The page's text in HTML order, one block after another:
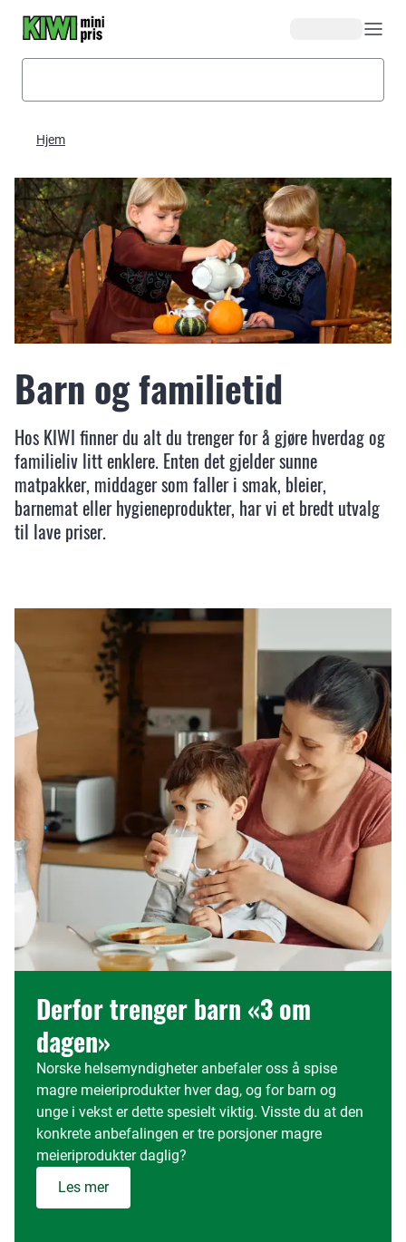
Hjem
Barn og familietid
Hos KIWI finner du alt du trenger for å gjøre hverdag og
familieliv litt enklere. Enten det gjelder sunne
matpakker, middager som faller i smak, bleier,
barnemat eller hygieneprodukter, har vi et bredt utvalg
til lave priser.
Derfor trenger barn «3 om
dagen»
Norske helsemyndigheter anbefaler oss å spise
magre meieriprodukter hver dag, og for barn og
unge i vekst er dette spesielt viktig. Visste du at den
konkrete anbefalingen er tre porsjoner magre
meieriprodukter daglig?
Les mer